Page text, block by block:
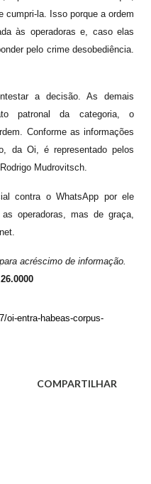
cumpri-la. Isso porque a ordem
às operadoras e, caso elas
pelo crime desobediência.
a decisão. As demais
patronal da categoria, o
Conforme as informações
da Oi, é representado pelos
Mudrovitsch.
contra o WhatsApp por ele
operadoras, mas de graça,
acréscimo de informação.
oi-entra-habeas-corpus-
COMPARTILHAR